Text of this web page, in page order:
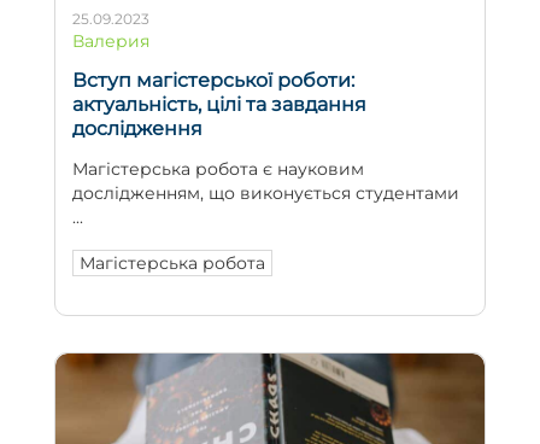
25.09.2023
Валерия
Вступ магістерської роботи:
актуальність, цілі та завдання
дослідження
Магістерська робота є науковим
дослідженням, що виконується студентами
...
Магістерська робота